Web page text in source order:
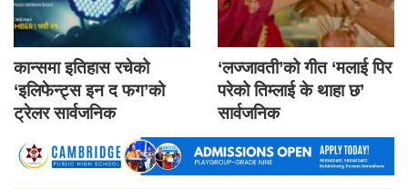
कान्समा इतिहास रचेको
‘इलिफेन्ट्स इन द फग’को
ट्रेलर सार्वजनिक
‘लज्जावती’को गीत ‘मलाई पिर
परेको तिम्लाई के थाहा छ’
सार्वजनिक